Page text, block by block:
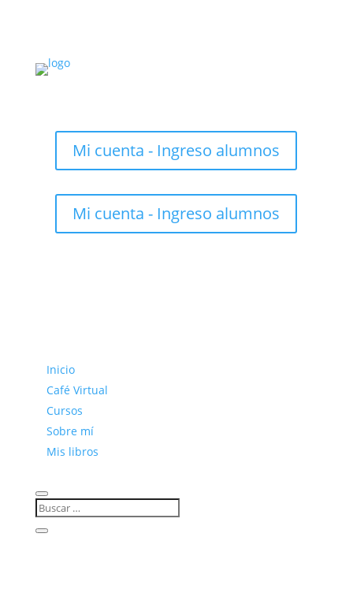
Mi cuenta - Ingreso alumnos
Mi cuenta - Ingreso alumnos
Inicio
Café Virtual
Cursos
Sobre mí
Mis libros